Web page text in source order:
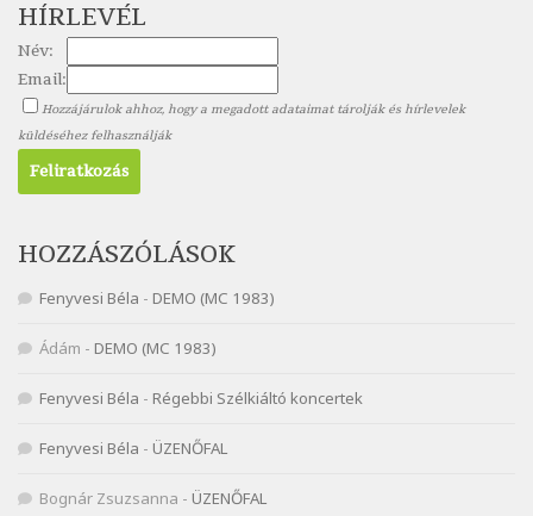
Szélkiáltó
Nagy Bandó András: Pöttyös katica
Szélkiáltó
Nagy Bandó András: Scarabeus
Szélkiáltó
Nagy Bandó András: Ülj le csak egyszer
Nagy Bandó András: Vakondok
Nagy Bandó András: Vizilóblues
Szélkiáltó
Szélkiáltó
Népköltés: Most érkeztünk
Szélkiáltó
Népköltés: Reggeli köszöntő
HÍRLEVÉL
Név:
Email:
Hozzájárulok ahhoz, hogy a megadott adataimat tárolják és hírlevelek
küldéséhez felhasználják
HOZZÁSZÓLÁSOK
Fenyvesi Béla - DEMO (MC 1983)
Ádám - DEMO (MC 1983)
Fenyvesi Béla - Régebbi Szélkiáltó koncertek
Fenyvesi Béla - ÜZENŐFAL
Bognár Zsuzsanna - ÜZENŐFAL